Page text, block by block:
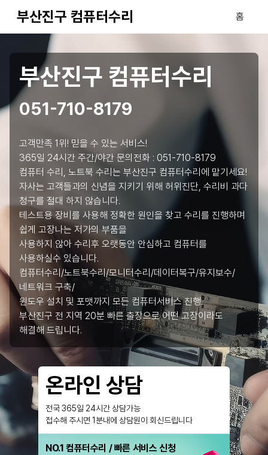
부산진구 컴퓨터수리 홈
부산진구 컴퓨터수리
051-710-8179
고객만족 1위! 믿을 수 있는 서비스!
365일 24시간 주간/야간 문의전화 : 051-710-8179
컴퓨터 수리, 노트북 수리는 부산진구 컴퓨터수리에 맡기세요!
자사는 고객들과의 신념을 지키기 위해 허위진단, 수리비 과다
청구를 절대 하지 않습니다.
테스트용 장비를 사용해 정확한 원인을 찾고 수리를 진행하며
쉽게 고장나는 저가의 부품을
사용하지 않아 수리후 오랫동안 안심하고 컴퓨터를
사용하실수 있습니다.
컴퓨터수리/노트북수리/모니터수리/데이터복구/유지보수/
네트워크 구축/
윈도우 설치 및 포맷까지 모든 컴퓨터서비스 진행.
부산진구 전 지역 20분 빠른 출장으로 어떤 고장이라도
해결해 드립니다.
온라인 상담
전국 365일 24시간 상담가능
접수해 주시면 1분내에 상담원이 회신드립니다
NO.1 컴퓨터수리 / 빠른 서비스 신청